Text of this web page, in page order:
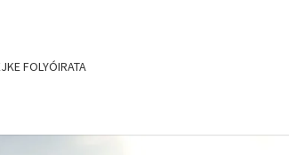
FOLYÓIRATA